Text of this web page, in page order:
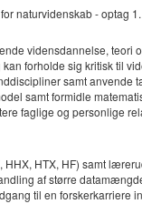
naturvidenskab - optag
vidensdannelse,
forholde sig kritisk til
samt
samt formidle
faglige og personlige
HTX, HF) samt
af større
til en forskerkarriere